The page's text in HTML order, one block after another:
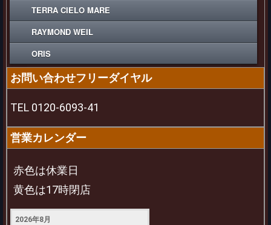
TERRA CIELO MARE
RAYMOND WEIL
ORIS
お問い合わせフリーダイヤル
TEL 0120-6093-41
営業カレンダー
赤色は休業日
黄色は17時閉店
2026年8月